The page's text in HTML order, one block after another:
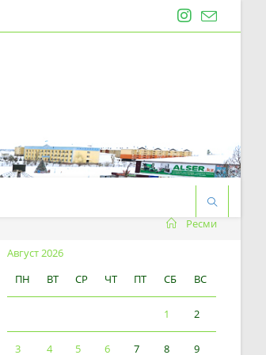
Ресми
Август 2026
ПН
ВТ СР ЧТ ПТ СБ ВС
1 2
3 4 5 6 7 8 9